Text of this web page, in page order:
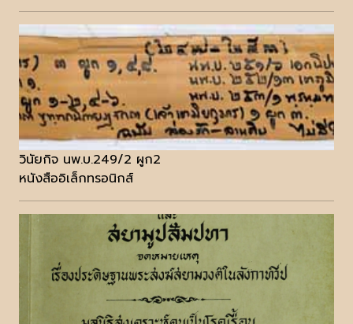
วินัยกิจ นพ.บ.249/2 ผูก2
หนังสืออิเล็กทรอนิกส์